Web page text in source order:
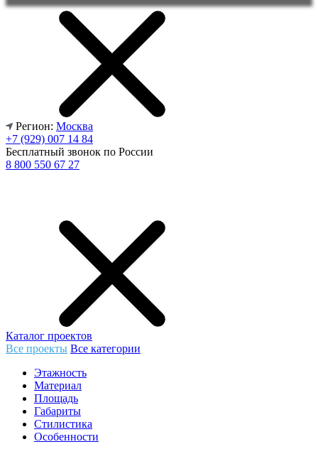
Регион: Москва
+7 (929) 007 14 84
Бесплатный звонок по России
8 800 550 67 27
Каталог проектов
Все проекты Все категории
Этажность
Материал
Площадь
Габариты
Стилистика
Особенности